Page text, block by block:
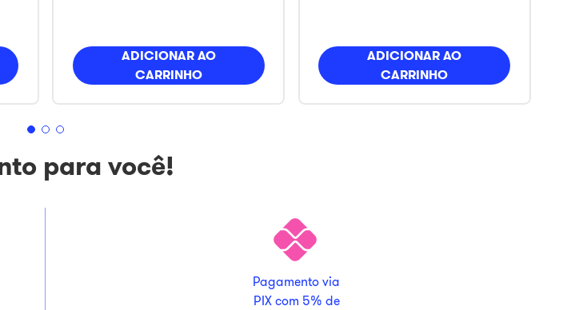
ADICIONAR AO
CARRINHO
ADICIONAR AO
CARRINHO
para você!
Pagamento via
PIX com 5% de